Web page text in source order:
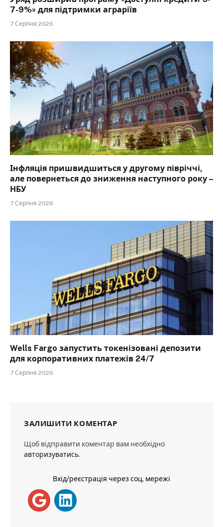
7-9%» для підтримки аграріїв
7 Серпня 2026
Інфляція пришвидшиться у другому півріччі,
але повернеться до зниження наступного року –
НБУ
7 Серпня 2026
Wells Fargo запустить токенізовані депозити
для корпоративних платежів 24/7
7 Серпня 2026
ЗАЛИШИТИ КОМЕНТАР
Щоб відправити коментар вам необхідно
авторизуватись.
Вхід/реєстрація через соц. мережі